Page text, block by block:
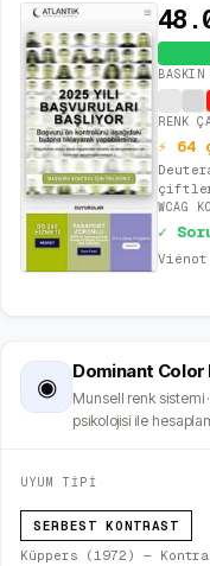
BASKIN
RENK
⚡ 64
WCAG
✓
◉
Dominant
Munsell renk sistemi
psikolojisi ile
UYUM TİPİ
SERBEST KONTRAST
Küppers (1972) —